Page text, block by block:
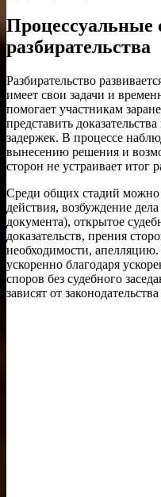
Процессуальные
разбирательства
Разбирательство
имеет свои задачи и
помогает участникам
представить
задержек. В процессе
вынесению решения и
сторон не устраивает итог
Среди общих стадий можно
действия, возбуждение
документа), открытое
доказательств, прения
необходимости,
ускоренно благодаря
споров без судебного
зависят от